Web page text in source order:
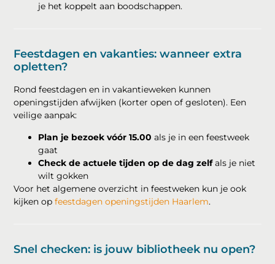
je het koppelt aan boodschappen.
Feestdagen en vakanties: wanneer extra
opletten?
Rond feestdagen en in vakantieweken kunnen
openingstijden afwijken (korter open of gesloten). Een
veilige aanpak:
Plan je bezoek vóór 15.00 als je in een feestweek
gaat
Check de actuele tijden op de dag zelfals je niet
wilt gokken
Voor het algemene overzicht in feestweken kun je ook
kijken opfeestdagen openingstijden Haarlem.
Snel checken: is jouw bibliotheek nu open?